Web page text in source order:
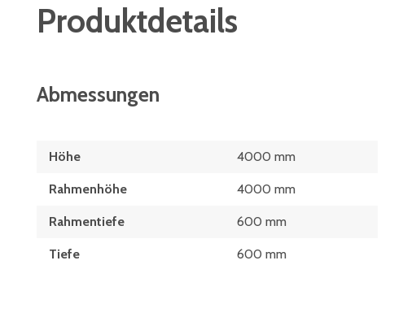
Produktdetails
Abmessungen
Höhe 4000 mm
Rahmenhöhe 4000 mm
Rahmentiefe 600 mm
Tiefe 600 mm